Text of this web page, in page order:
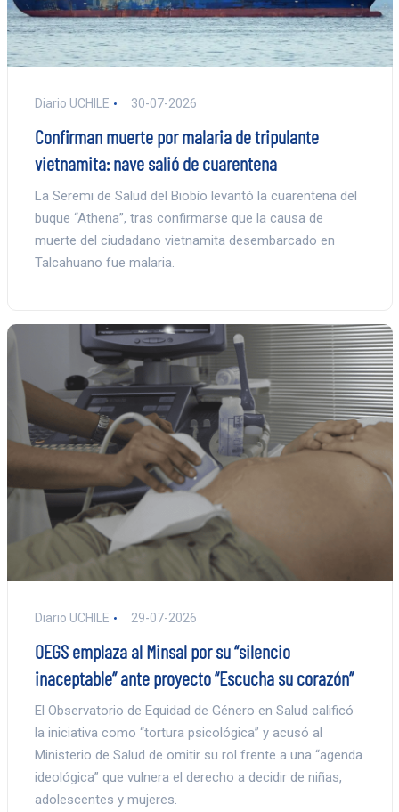
Diario UCHILE 30-07-2026
Confirman muerte por malaria de tripulante
vietnamita: nave salió de cuarentena
La Seremi de Salud del Biobío levantó la cuarentena del
buque “Athena”, tras confirmarse que la causa de
muerte del ciudadano vietnamita desembarcado en
Talcahuano fue malaria.
Diario UCHILE 29-07-2026
OEGS emplaza al Minsal por su “silencio
inaceptable” ante proyecto “Escucha su corazón”
El Observatorio de Equidad de Género en Salud calificó
la iniciativa como “tortura psicológica” y acusó al
Ministerio de Salud de omitir su rol frente a una “agenda
ideológica” que vulnera el derecho a decidir de niñas,
adolescentes y mujeres.